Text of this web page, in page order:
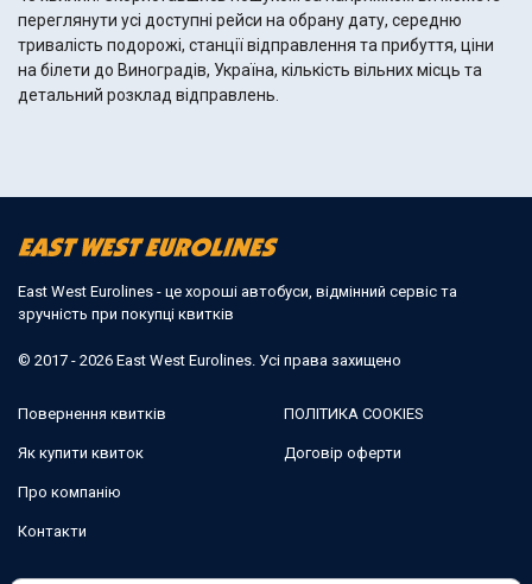
переглянути усі доступні рейси на обрану дату, середню
тривалість подорожі, станції відправлення та прибуття, ціни
на білети до Виноградів, Україна, кількість вільних місць та
детальний розклад відправлень.
East West Eurolines - це хороші автобуси, відмінний сервіс та
зручність при покупці квитків
© 2017 - 2026 East West Eurolines. Усі права захищено
Повернення квитків
Як купити квиток
Про компанію
Контакти
ПОЛІТИКА COOKIES
Договір оферти